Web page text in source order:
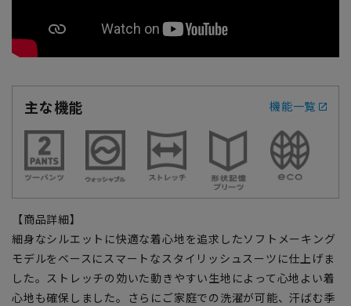
主な機能 機能一覧
【商品詳細】
細身なシルエットに快適な着心地を追求したソフトメーキング
モデルをベースにスマートなスタイリッシュスーツに仕上げま
した。ストレッチの効いた動きやすい生地によって心地よい着
心地も確保しました。さらにご家庭での洗濯が可能、汗ばむ季